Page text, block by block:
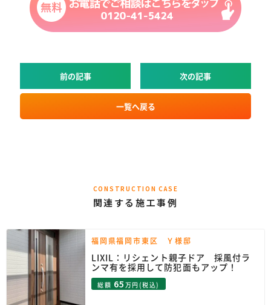
前の記事 次の記事
一覧へ戻る
CONSTRUCTION CASE
関連する施工事例
福岡県福岡市東区 Ｙ様邸
LIXIL：リシェント親子ドア 採風付ラ
ンマ有を採用して防犯面もアップ！
総額 65 万円(税込)